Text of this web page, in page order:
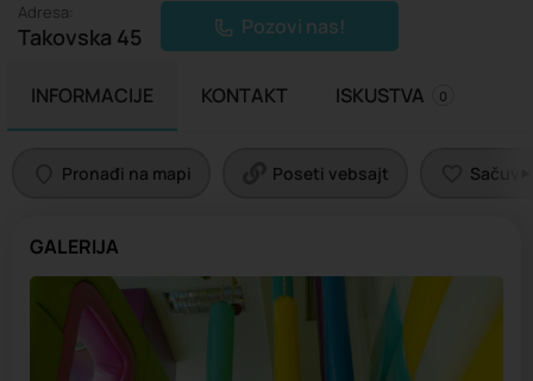
Adresa:
Takovska 45 Pozovi nas!
INFORMACIJE KONTAKT ISKUSTVA 0
Pronađi na mapi Poseti vebsajt
GALERIJA